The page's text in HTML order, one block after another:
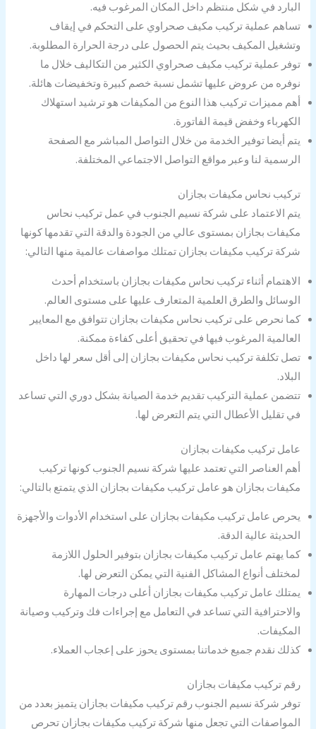
البارد في شكل منتظم داخل المكان المرغوب فيه.
تساهم عملية تركيب مكيف صحراوي على التحكم في إيقاف
وتشغيل المكيف بحيث يتم الحصول على درجة الحرارة المطلوبة.
توفر عملية تركيب مكيف صحراوي الكثير من التكاليف خلال ما
نوفره من عروض عليها تشمل نسبة خصم كبيرة وتخفيضات هائلة.
أهم مميزات تركيب هذا النوع من المكيفات هو ترشيد استهلاك
الكهرباء وخفض قيمة الفاتورة.
يتم أيضا توفير الخدمة من خلال التواصل المباشر مع الصفحة
الرسمية لنا وعبر مواقع التواصل الاجتماعي المختلفة.
تركيب نحاس مكيفات بجازان
يتم الاعتماد على شركة نسيم الجنوب في عمل تركيب نحاس
مكيفات بجازان بمستوى عالي من الجودة والدقة التي تقدمها كونها
شركة تركيب مكيفات بجازان تمتلك مواصفات عالمية منها التالي:
الاهتمام أثناء تركيب نحاس مكيفات بجازان باستخدام أحدث
الوسائل والطرق العلمية المتعارف عليها على مستوى العالم.
كما نحرص على تركيب نحاس مكيفات بجازان تتوافق مع المعايير
العالمية المرغوب فيها في تحقيق أعلى كفاءة ممكنة.
تصل تكلفة تركيب نحاس مكيفات بجازان إلى أقل سعر لها داخل
البلاد.
تتضمن عملية التركيب تقديم خدمة الصيانة بشكل دوري التي تساعد
في تقليل الأعطال التي يتم التعرض لها.
عامل تركيب مكيفات بجازان
أهم العناصر التي تعتمد عليها شركة نسيم الجنوب كونها تركيب
مكيفات بجازان هو عامل تركيب مكيفات بجازان الذي يتمتع بالتالي:
يحرص عامل تركيب مكيفات بجازان على استخدام الأدوات والأجهزة
الحديثة عالية الدقة.
كما يهتم عامل تركيب مكيفات بجازان بتوفير الحلول اللازمة
لمختلف أنواع المشاكل الفنية التي يمكن التعرض لها.
يمتلك عامل تركيب مكيفات بجازان أعلى درجات المهارة
والاحترافية التي تساعد في التعامل مع إجراءات فك وتركيب وصيانة
المكيفات.
كذلك نقدم جميع خدماتنا بمستوى يحوز على إعجاب العملاء.
رقم تركيب مكيفات بجازان
توفر شركة نسيم الجنوب رقم تركيب مكيفات بجازان يتميز بعدد من
المواصفات التي تجعل منها شركة تركيب مكيفات بجازان تحرص